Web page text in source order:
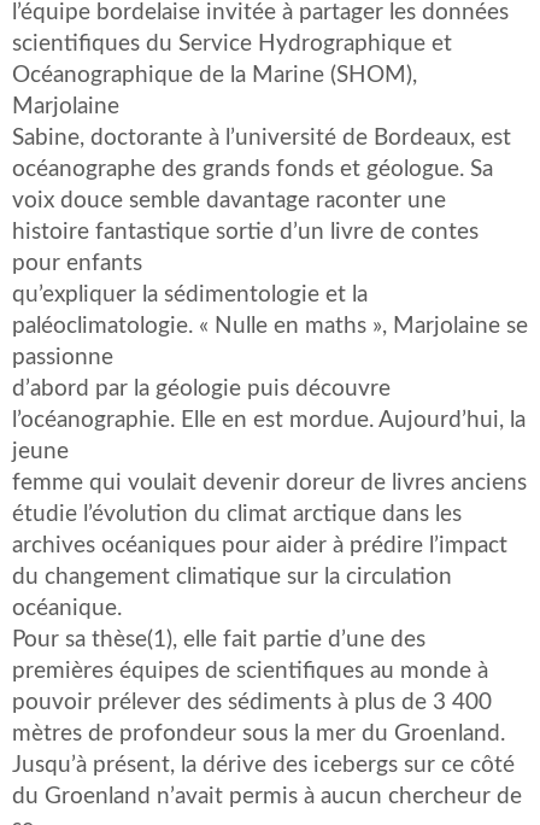
l’équipe bordelaise invitée à partager les données
scientifiques du Service Hydrographique et
Océanographique de la Marine (SHOM),
Marjolaine
Sabine, doctorante à l’université de Bordeaux, est
océanographe des grands fonds et géologue. Sa
voix douce semble davantage raconter une
histoire fantastique sortie d’un livre de contes
pour enfants
qu’expliquer la sédimentologie et la
paléoclimatologie. « Nulle en maths », Marjolaine se
passionne
d’abord par la géologie puis découvre
l’océanographie. Elle en est mordue. Aujourd’hui, la
jeune
femme qui voulait devenir doreur de livres anciens
étudie l’évolution du climat arctique dans les
archives océaniques pour aider à prédire l’impact
du changement climatique sur la circulation
océanique.
Pour sa thèse(1), elle fait partie d’une des
premières équipes de scientifiques au monde à
pouvoir prélever des sédiments à plus de 3 400
mètres de profondeur sous la mer du Groenland.
Jusqu’à présent, la dérive des icebergs sur ce côté
du Groenland n’avait permis à aucun chercheur de